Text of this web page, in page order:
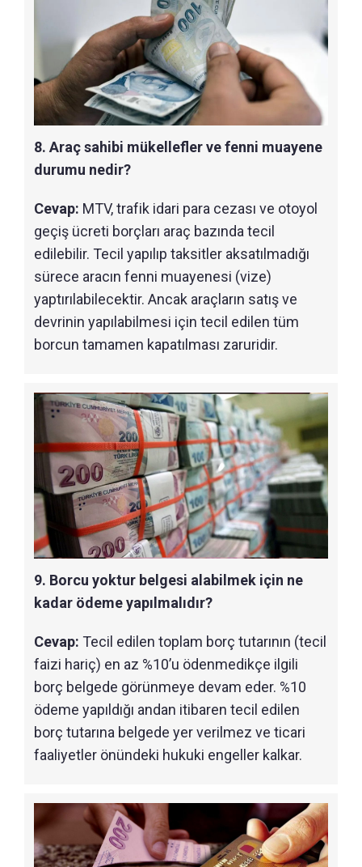
8. Araç sahibi mükellefler ve fenni muayene
durumu nedir?
Cevap: MTV, trafik idari para cezası ve otoyol
geçiş ücreti borçları araç bazında tecil
edilebilir. Tecil yapılıp taksitler aksatılmadığı
sürece aracın fenni muayenesi (vize)
yaptırılabilecektir. Ancak araçların satış ve
devrinin yapılabilmesi için tecil edilen tüm
borcun tamamen kapatılması zaruridir.
9. Borcu yoktur belgesi alabilmek için ne
kadar ödeme yapılmalıdır?
Cevap: Tecil edilen toplam borç tutarının (tecil
faizi hariç) en az %10’u ödenmedikçe ilgili
borç belgede görünmeye devam eder. %10
ödeme yapıldığı andan itibaren tecil edilen
borç tutarına belgede yer verilmez ve ticari
faaliyetler önündeki hukuki engeller kalkar.